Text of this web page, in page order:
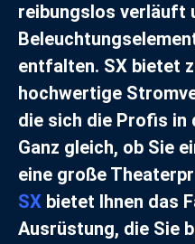
reibungslos verläuft
entfalten. SX bietet
hochwertige
die sich die Profis in
Ganz gleich, ob Sie
eine große
SX bietet Ihnen das
Ausrüstung, die Sie